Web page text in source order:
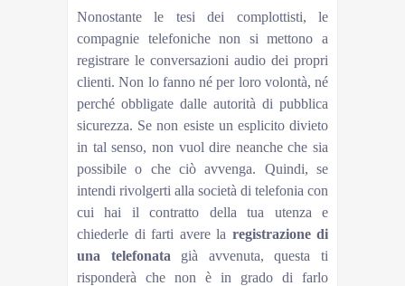
Nonostante le tesi dei complottisti, le
compagnie telefoniche non si mettono a
registrare le conversazioni audio dei propri
clienti. Non lo fanno né per loro volontà, né
perché obbligate dalle autorità di pubblica
sicurezza. Se non esiste un esplicito divieto
in tal senso, non vuol dire neanche che sia
possibile o che ciò avvenga. Quindi, se
intendi rivolgerti alla società di telefonia con
cui hai il contratto della tua utenza e
chiederle di farti avere la registrazione di
una telefonata già avvenuta, questa ti
risponderà che non è in grado di farlo